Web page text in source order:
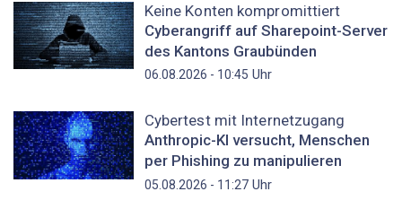
Keine Konten kompromittiert
Cyberangriff auf Sharepoint-Server
des Kantons Graubünden
06.08.2026 - 10:45 Uhr
Cybertest mit Internetzugang
Anthropic-KI versucht, Menschen
per Phishing zu manipulieren
05.08.2026 - 11:27Uhr